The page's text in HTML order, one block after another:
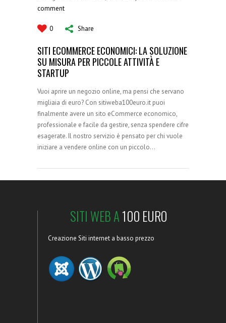
comment
0 Share
SITI ECOMMERCE ECONOMICI: LA SOLUZIONE
SU MISURA PER PICCOLE ATTIVITÀ E
STARTUP
Vuoi aprire un negozio online, ma pensi che servano
migliaia di euro? Con sitiweba100euro.it puoi
finalmente avere un sito eCommerce economico,
professionale e facile da gestire, senza spendere cifre
esagerate. Il nostro servizio è pensato per chi vuole
iniziare a vendere online con un piccolo…
SITI WEB A100 EURO
Creazione Siti internet a basso prezzo